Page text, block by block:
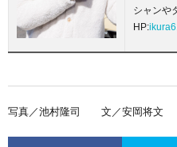
シャンや
HP:
写真／池村隆司 文／安岡将文